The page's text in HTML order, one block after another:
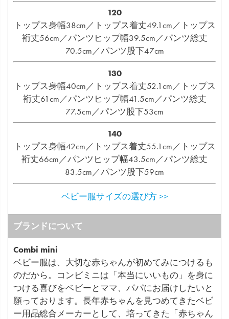
120
トップス身幅38cm／トップス着丈49.1cm／トップス
裄丈56cm／パンツヒップ幅39.5cm／パンツ総丈
70.5cm／パンツ股下47cm
130
トップス身幅40cm／トップス着丈52.1cm／トップス
裄丈61cm／パンツヒップ幅41.5cm／パンツ総丈
77.5cm／パンツ股下53cm
140
トップス身幅42cm／トップス着丈55.1cm／トップス
裄丈66cm／パンツヒップ幅43.5cm／パンツ総丈
83.5cm／パンツ股下59cm
ベビー服サイズの選び方 >>
ブランドについて
Combi mini
ベビー服は、大切な赤ちゃんが初めてみにつけるも
のだから。コンビミニは「本当にいいもの」を身に
つける喜びをベビーとママ、パパにお届けしたいと
願っております。長年赤ちゃんを見つめてきたベビ
ー用品総合メーカーとして、培ってきた「赤ちゃん